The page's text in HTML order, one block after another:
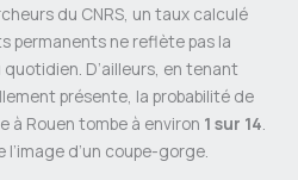
du CNRS, un taux calculé
permanents ne reflète pas la
D’ailleurs, en tenant
présente, la probabilité de
à Rouen tombe à environ 1 sur 14.
d’un coupe-gorge.